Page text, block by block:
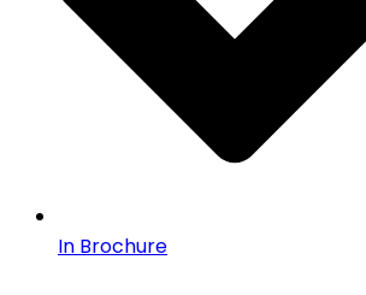
In Brochure